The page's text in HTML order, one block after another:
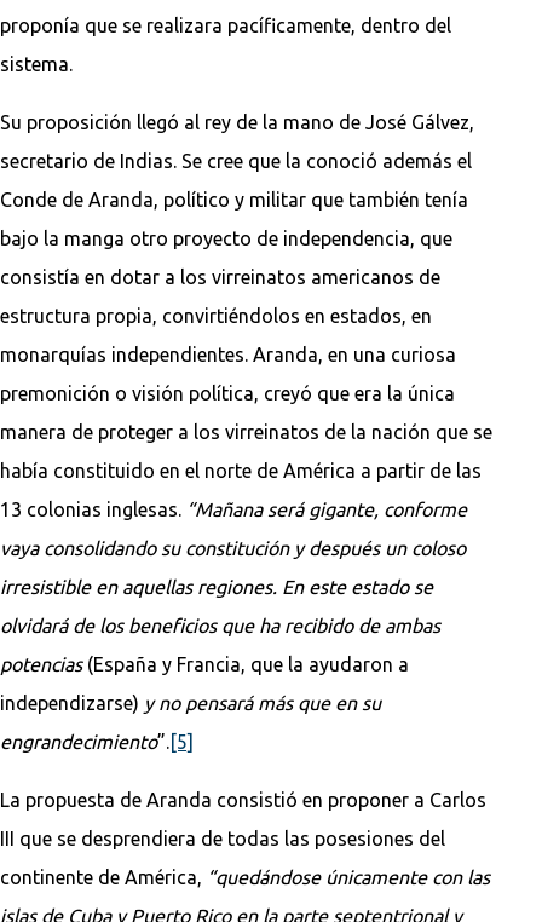
proponía que se realizara pacíficamente, dentro del
sistema.
Su proposición llegó al rey de la mano de José Gálvez,
secretario de Indias. Se cree que la conoció además el
Conde de Aranda, político y militar que también tenía
bajo la manga otro proyecto de independencia, que
consistía en dotar a los virreinatos americanos de
estructura propia, convirtiéndolos en estados, en
monarquías independientes. Aranda, en una curiosa
premonición o visión política, creyó que era la única
manera de proteger a los virreinatos de la nación que se
había constituido en el norte de América a partir de las
13 colonias inglesas. “Mañana será gigante, conforme
vaya consolidando su constitución y después un coloso
irresistible en aquellas regiones. En este estado se
olvidará de los beneficios que ha recibido de ambas
potencias (España y Francia, que la ayudaron a
independizarse) y no pensará más que en su
engrandecimiento”.[5]
La propuesta de Aranda consistió en proponer a Carlos
III que se desprendiera de todas las posesiones del
continente de América, “quedándose únicamente con las
islas de Cuba y Puerto Rico en la parte septentrional y